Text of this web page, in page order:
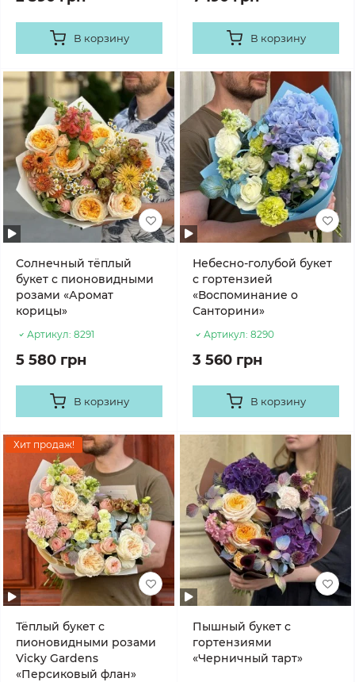
В корзину В корзину
Солнечный тёплый
букет с пионовидными
розами «Аромат
корицы»
Артикул: 8291
5 580 грн
В корзину
Небесно-голубой букет
с гортензией
«Воспоминание о
Санторини»
Артикул: 8290
3 560 грн
В корзину
Хит продаж!
Тёплый букет с
пионовидными розами
Vicky Gardens
«Персиковый флан»
Пышный букет с
гортензиями
«Черничный тарт»